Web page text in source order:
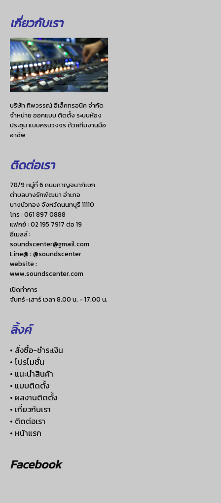
เกี่ยวกับเรา
บริษัท ทิพวรรณ์ อีเล็คทรอนิค จำกัด
จำหน่าย ออกแบบ ติดตั้ง ระบบห้อง
ประชุม แบบครบวงจร ด้วยทีมงานมือ
อาชีพ
ติดต่อเรา
78/9 หมู่ที่ 6 ถนนกาญจนาภิเษก
ตำบลบางรักพัฒนา อำเภอ
บางบัวทอง จังหวัดนนทบุรี 11110
โทร :061 897 0888
แฟกซ์ :02 195 7917 ต่อ 19
อีเมลล์ :
soundscenter@gmail.com
Line@ : @soundscenter
website :
www.soundscenter.com
เปิดทำการ
จันทร์-เสาร์ เวลา 8.00 น. - 17.00 น.
ลิ้งค์
• สั่งซื้อ-ชำระเงิน
• โปรโมชั่น
• แนะนำสินค้า
• แบบติดตั้ง
• ผลงานติดตั้ง
• เกี่ยวกับเรา
• ติดต่อเรา
• หน้าแรก
Facebook